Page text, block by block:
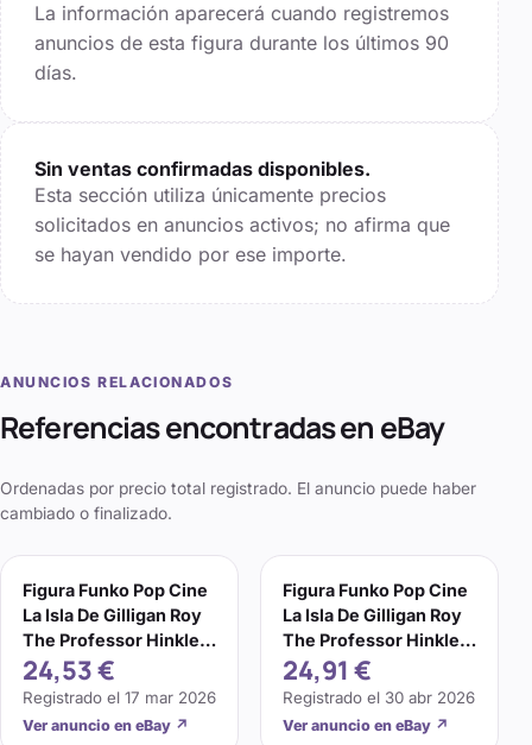
La información aparecerá cuando registremos
anuncios de esta figura durante los últimos 90
días.
Sin ventas confirmadas disponibles.
Esta sección utiliza únicamente precios
solicitados en anuncios activos; no afirma que
se hayan vendido por ese importe.
ANUNCIOS RELACIONADOS
Referencias encontradas en eBay
Ordenadas por precio total registrado. El anuncio puede haber
cambiado o finalizado.
Figura Funko Pop Cine
La Isla De Gilligan Roy
The Professor Hinkley
70763
24,53 €
Registrado el 17 mar 2026
Ver anuncio en eBay ↗
Figura Funko Pop Cine
La Isla De Gilligan Roy
The Professor Hinkley
70763
24,91 €
Registrado el 30 abr 2026
Ver anuncio en eBay ↗